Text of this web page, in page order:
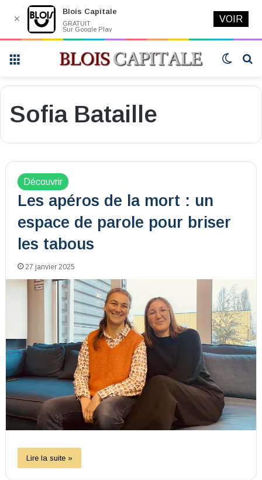
Switch
Sofia Bataille
Découvrir
Les apéros de la mort : un
espace de parole pour briser
les tabous
27 janvier 2025
Lire la suite »
✕
Blois Capitale
GRATUIT
Sur Google Play
VOIR